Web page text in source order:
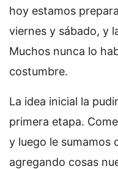
hoy estamos
viernes y sábado, y
Muchos nunca lo
costumbre.
La idea inicial la
primera etapa.
y luego le sumamos
agregando cosas